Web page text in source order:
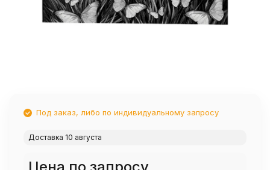
Под заказ, либо по индивидуальному запросу
Доставка 10 августа